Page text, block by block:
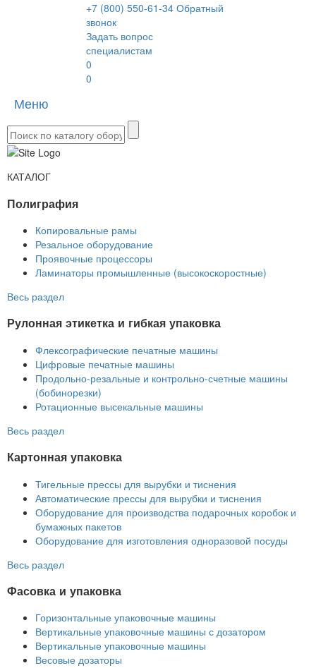
+7 (800) 550-61-34 Обратный
звонок
Задать вопрос
специалистам
0
0
Меню
КАТАЛОГ
Полиграфия
Копировальные рамы
Резальное оборудование
Проявочные процессоры
Ламинаторы промышленные (высокоскоростные)
Весь раздел
Рулонная этикетка и гибкая упаковка
Флексографические печатные машины
Цифровые печатные машины
Продольно-резальные и контрольно-счетные машины
(бобинорезки)
Ротационные высекальные машины
Весь раздел
Картонная упаковка
Тигельные прессы для вырубки и тиснения
Автоматические прессы для вырубки и тиснения
Оборудование для производства подарочных коробок и
бумажных пакетов
Оборудование для изготовления одноразовой посуды
Весь раздел
Фасовка и упаковка
Горизонтальные упаковочные машины
Вертикальные упаковочные машины с дозатором
Вертикальные упаковочные машины
Весовые дозаторы